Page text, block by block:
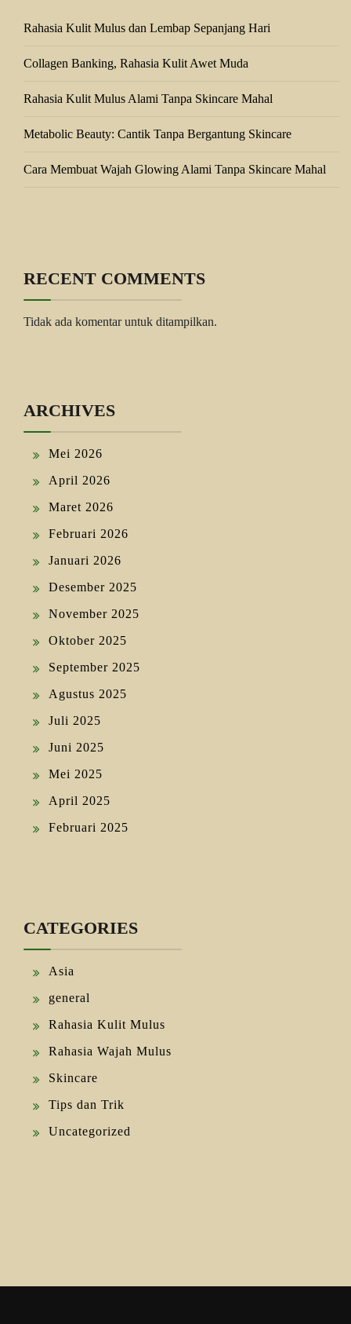
Rahasia Kulit Mulus dan Lembap Sepanjang Hari
Collagen Banking, Rahasia Kulit Awet Muda
Rahasia Kulit Mulus Alami Tanpa Skincare Mahal
Metabolic Beauty: Cantik Tanpa Bergantung Skincare
Cara Membuat Wajah Glowing Alami Tanpa Skincare Mahal
RECENT COMMENTS
Tidak ada komentar untuk ditampilkan.
ARCHIVES
Mei 2026
April 2026
Maret 2026
Februari 2026
Januari 2026
Desember 2025
November 2025
Oktober 2025
September 2025
Agustus 2025
Juli 2025
Juni 2025
Mei 2025
April 2025
Februari 2025
CATEGORIES
Asia
general
Rahasia Kulit Mulus
Rahasia Wajah Mulus
Skincare
Tips dan Trik
Uncategorized